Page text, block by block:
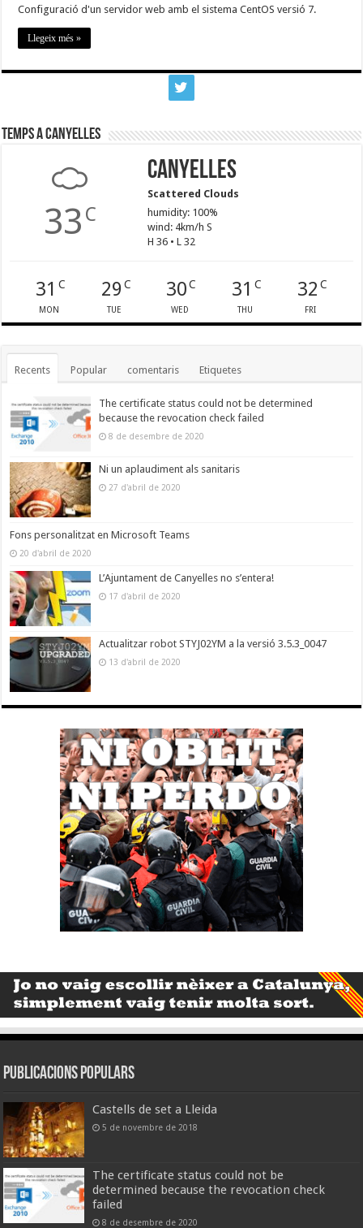
Configuració d'un servidor web amb el sistema CentOS versió 7.
Llegeix més »
Temps a Canyelles
33 C
Canyelles
Scattered Clouds
humidity: 100%
wind: 4km/h S
H 36 • L 32
31 C
MON
29C
TUE
30 C
WED
31 C
THU
32 C
FRI
Recents Popular comentaris Etiquetes
The certificate status could not be determined
because the revocation check failed
8 de desembre de 2020
Ni un aplaudiment als sanitaris
27 d'abril de 2020
Fons personalitzat en Microsoft Teams
20 d'abril de 2020
L’Ajuntament de Canyelles no s’entera!
17 d'abril de 2020
Actualitzar robot STYJ02YM a la versió 3.5.3_0047
13 d'abril de 2020
Publicacions populars
Castells de set a Lleida
5 de novembre de 2018
The certificate status could not be
determined because the revocation check
failed
8 de desembre de 2020